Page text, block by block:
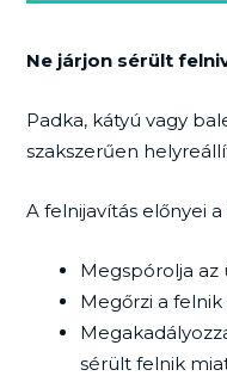
Ne járjon sérült
Padka, kátyú vagy
szakszerűen
A felnijavítás előnyei
Megspórolja az
Megőrzi a
sérült felnik